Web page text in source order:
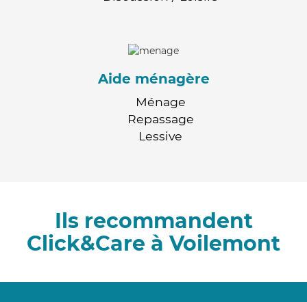
Aide ménagère
Ménage
Repassage
Lessive
Ils recommandent
Click&Care à Voilemont